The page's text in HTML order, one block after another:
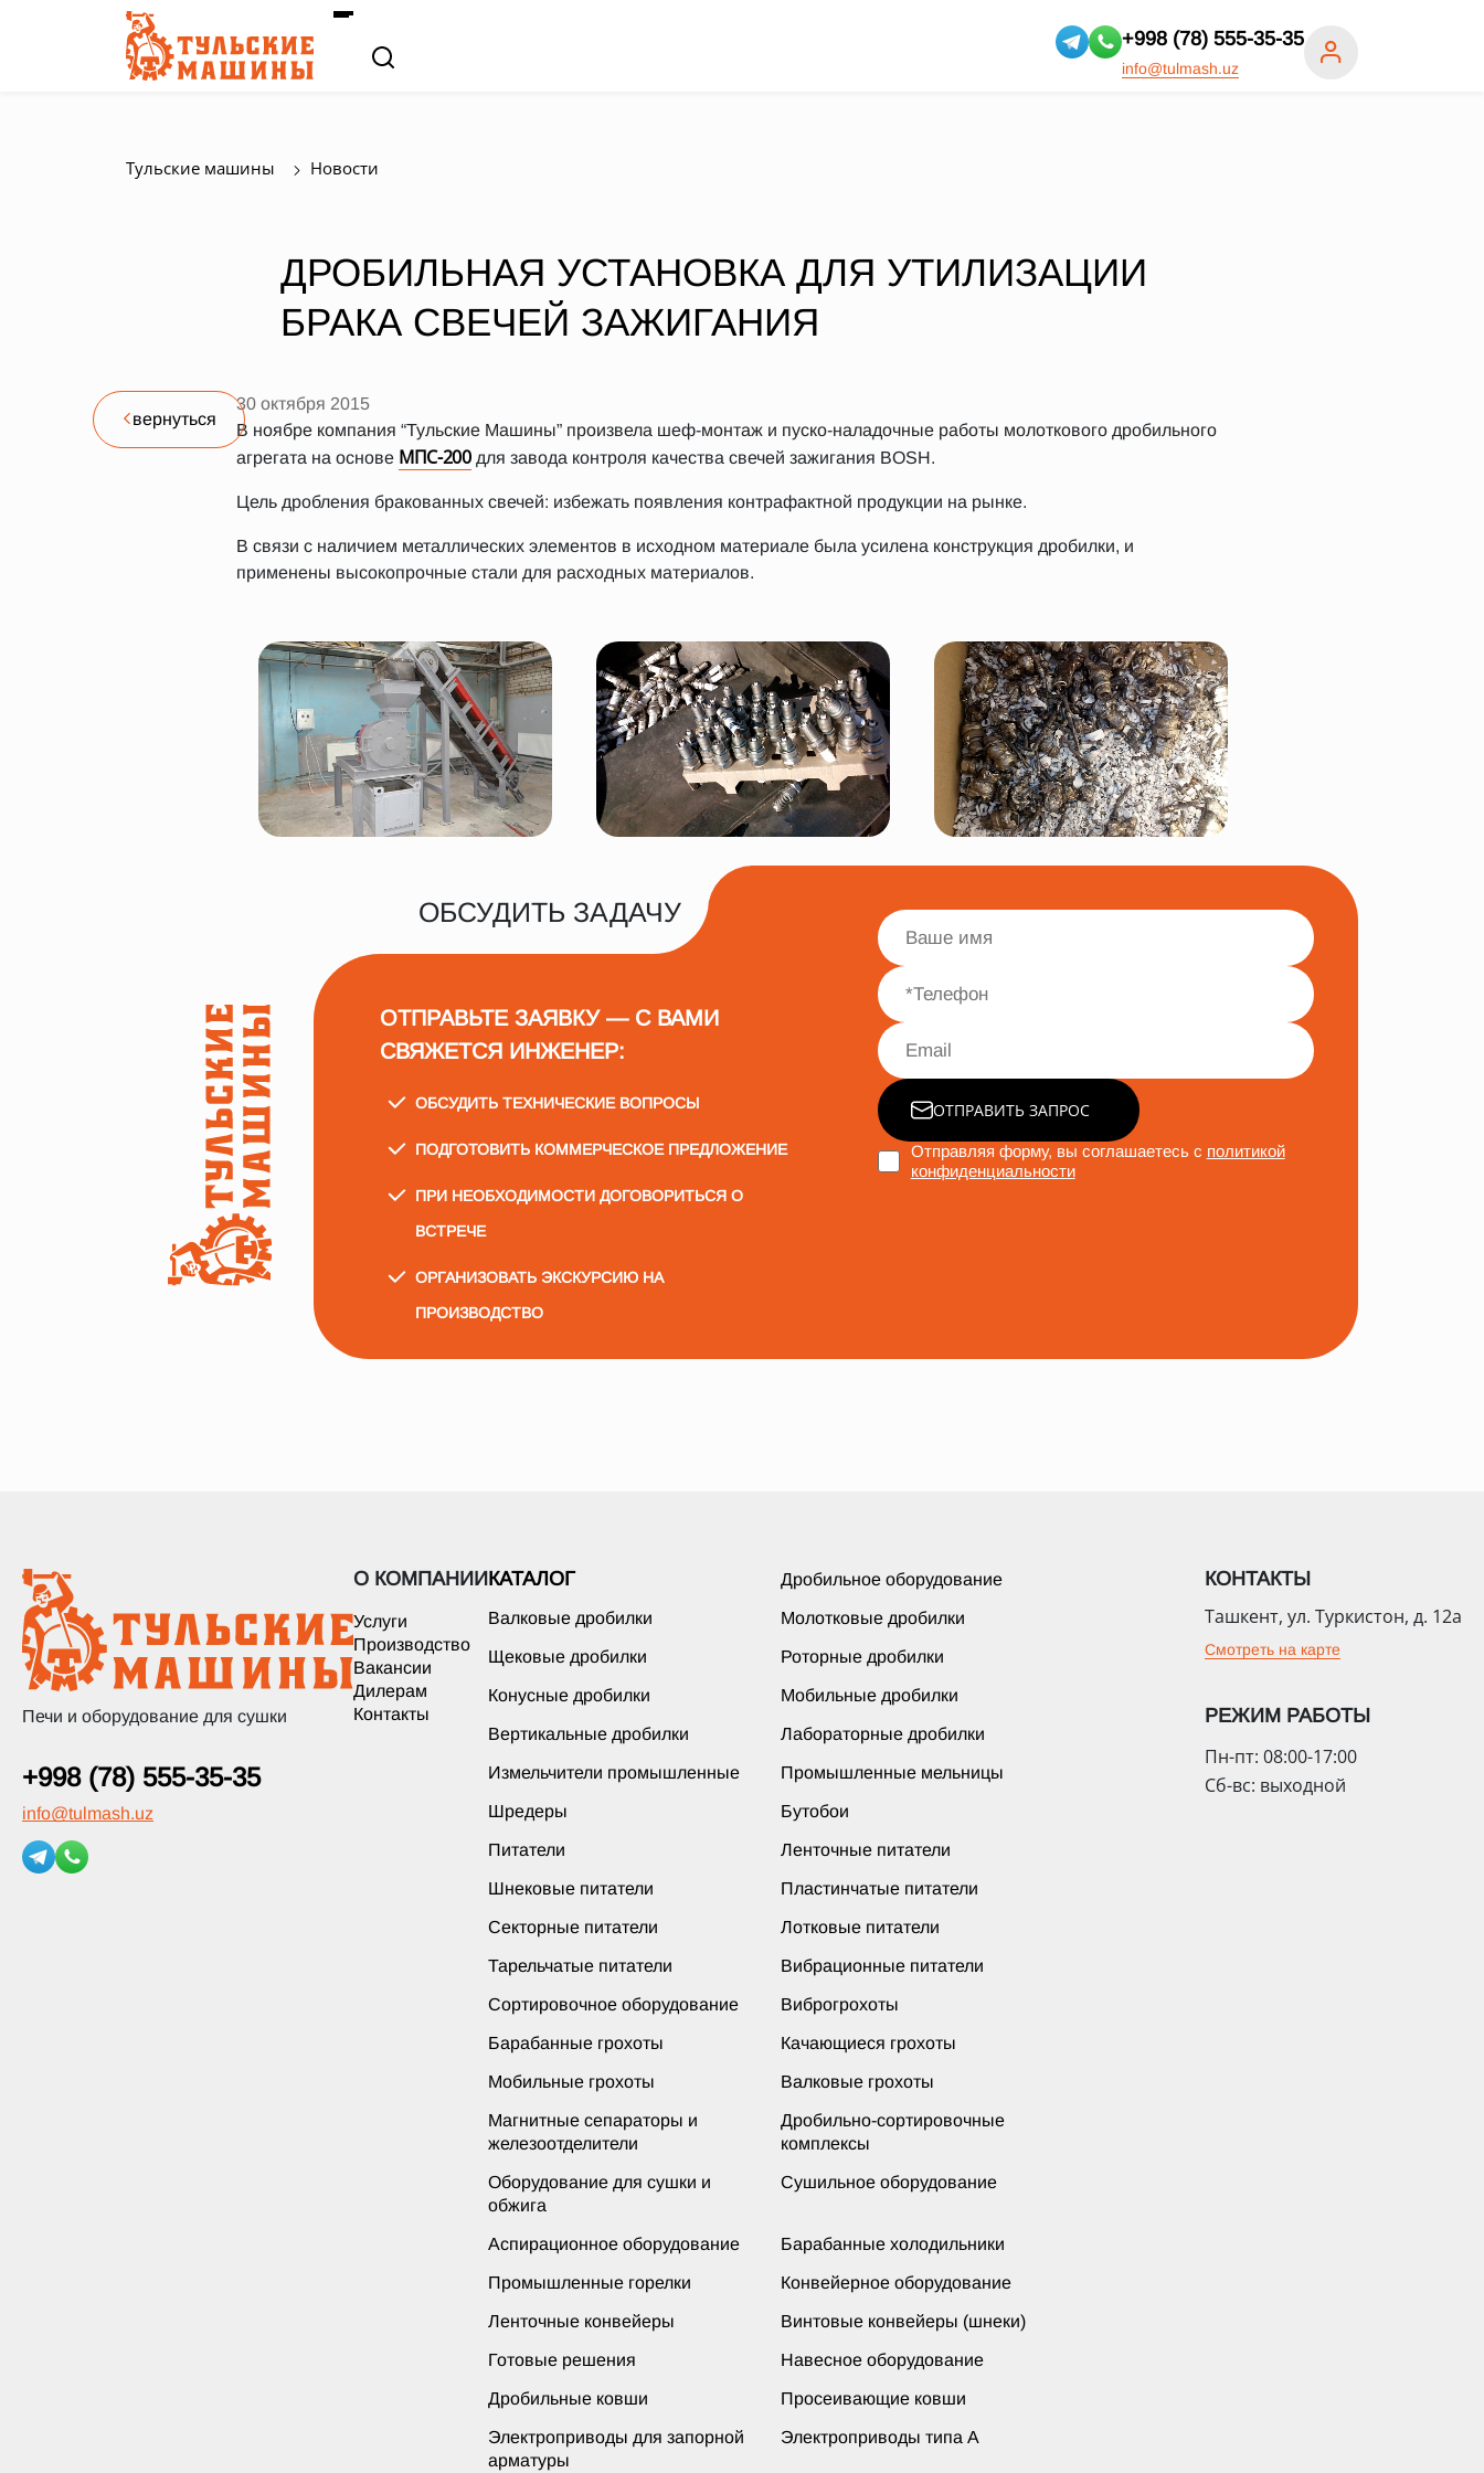
+998 (78) 555-35-35
info@tulmash.uz
Тульские машины Новости
ДРОБИЛЬНАЯ УСТАНОВКА ДЛЯ УТИЛИЗАЦИИ
БРАКА СВЕЧЕЙ ЗАЖИГАНИЯ
вернуться
30 октября 2015
В ноябре компания “Тульские Машины” произвела шеф-монтаж и пуско-наладочные работы молоткового дробильного
агрегата на основе МПС-200для завода контроля качества свечей зажигания BOSH.
Цель дробления бракованных свечей: избежать появления контрафактной продукции на рынке.
В связи с наличием металлических элементов в исходном материале была усилена конструкция дробилки, и
применены высокопрочные стали для расходных материалов.
ОБСУДИТЬ ЗАДАЧУ
ОТПРАВЬТЕ ЗАЯВКУ — С ВАМИ
СВЯЖЕТСЯ ИНЖЕНЕР:
ОБСУДИТЬ ТЕХНИЧЕСКИЕ ВОПРОСЫ
ПОДГОТОВИТЬ КОММЕРЧЕСКОЕ ПРЕДЛОЖЕНИЕ
ПРИ НЕОБХОДИМОСТИ ДОГОВОРИТЬСЯ О
ВСТРЕЧЕ
ОРГАНИЗОВАТЬ ЭКСКУРСИЮ НА
ПРОИЗВОДСТВО
ОТПРАВИТЬ ЗАПРОС
Отправляя форму, вы соглашаетесь с политикой
конфиденциальности
Печи и оборудование для сушки
+998 (78) 555-35-35
info@tulmash.uz
О КОМПАНИИ
Услуги
Производство
Вакансии
Дилерам
Контакты
КАТАЛОГ Дробильное оборудование
Валковые дробилки Молотковые дробилки
Щековые дробилки Роторные дробилки
Конусные дробилки Мобильные дробилки
Вертикальные дробилки Лабораторные дробилки
Измельчители промышленные Промышленные мельницы
Шредеры Бутобои
Питатели Ленточные питатели
Шнековые питатели Пластинчатые питатели
Секторные питатели Лотковые питатели
Тарельчатые питатели Вибрационные питатели
Сортировочное оборудование Виброгрохоты
Барабанные грохоты Качающиеся грохоты
Мобильные грохоты Валковые грохоты
Магнитные сепараторы и
железоотделители
Дробильно-сортировочные
комплексы
Оборудование для сушки и
обжига
Сушильное оборудование
Аспирационное оборудование Барабанные холодильники
Промышленные горелки Конвейерное оборудование
Ленточные конвейеры Винтовые конвейеры (шнеки)
Готовые решения Навесное оборудование
Дробильные ковши Просеивающие ковши
Электроприводы для запорной
арматуры
Электроприводы типа А
КОНТАКТЫ
Ташкент, ул. Туркистон, д. 12а
Смотреть на карте
РЕЖИМ РАБОТЫ
Пн-пт: 08:00-17:00
Сб-вс: выходной